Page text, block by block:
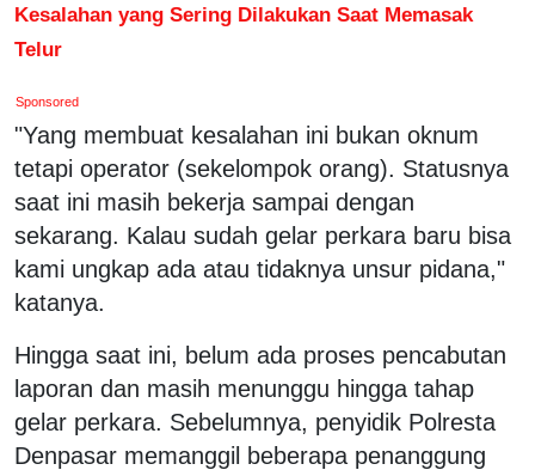
Kesalahan yang Sering Dilakukan Saat Memasak
Telur
Sponsored
"Yang membuat kesalahan ini bukan oknum
tetapi operator (sekelompok orang). Statusnya
saat ini masih bekerja sampai dengan
sekarang. Kalau sudah gelar perkara baru bisa
kami ungkap ada atau tidaknya unsur pidana,"
katanya.
Hingga saat ini, belum ada proses pencabutan
laporan dan masih menunggu hingga tahap
gelar perkara. Sebelumnya, penyidik Polresta
Denpasar memanggil beberapa penanggung